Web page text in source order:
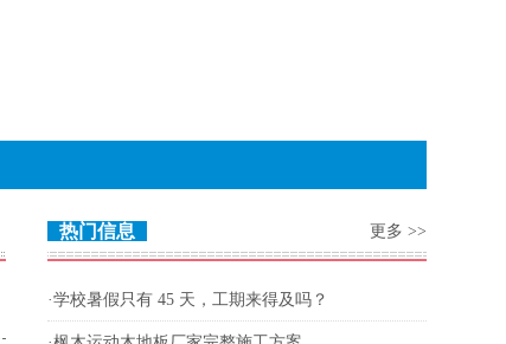
热门信息 更多 >>
·学校暑假只有 45 天，工期来得及吗？